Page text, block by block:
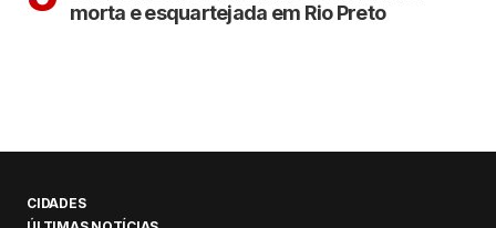
morta e esquartejada em Rio Preto
CIDADES